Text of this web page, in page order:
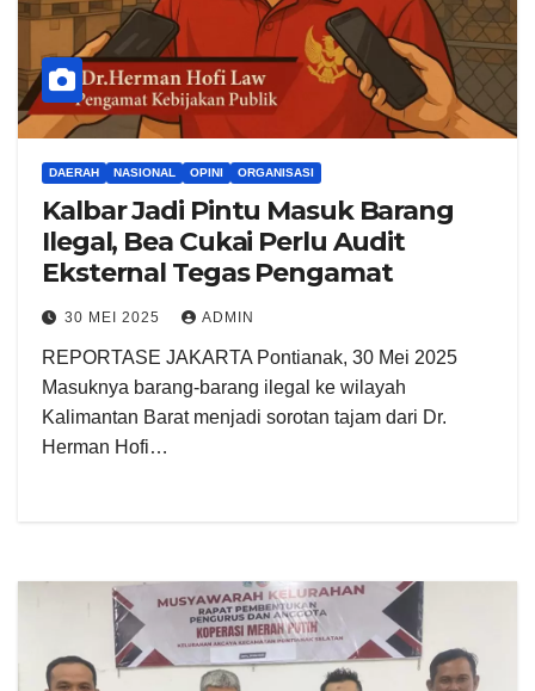
DAERAH NASIONAL OPINI ORGANISASI
Kalbar Jadi Pintu Masuk Barang
Ilegal, Bea Cukai Perlu Audit
Eksternal Tegas Pengamat
30 MEI 2025 ADMIN
REPORTASE JAKARTA Pontianak, 30 Mei 2025
Masuknya barang-barang ilegal ke wilayah
Kalimantan Barat menjadi sorotan tajam dari Dr.
Herman Hofi…